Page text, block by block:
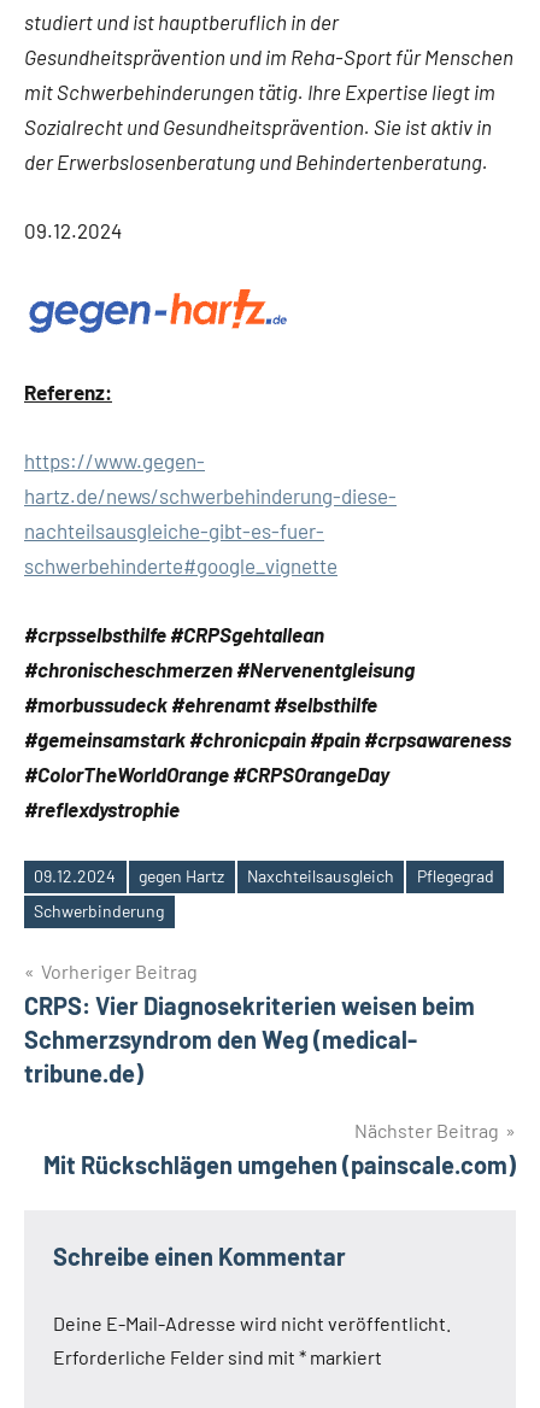
studiert und ist hauptberuflich in der
Gesundheitsprävention und im Reha-Sport für Menschen
mit Schwerbehinderungen tätig. Ihre Expertise liegt im
Sozialrecht und Gesundheitsprävention. Sie ist aktiv in
der Erwerbslosenberatung und Behindertenberatung.
09.12.2024
Referenz:
https://www.gegen-
hartz.de/news/schwerbehinderung-diese-
nachteilsausgleiche-gibt-es-fuer-
schwerbehinderte#google_vignette
#crpsselbsthilfe #CRPSgehtallean
#chronischeschmerzen #Nervenentgleisung
#morbussudeck #ehrenamt #selbsthilfe
#gemeinsamstark #chronicpain #pain #crpsawareness
#ColorTheWorldOrange #CRPSOrangeDay
#reflexdystrophie
Schlagwörter
09.12.2024 gegen Hartz Naxchteilsausgleich
Pflegegrad
Schwerbinderung
Beitragsnavigation
Vorheriger Beitrag
CRPS: Vier Diagnosekriterien weisen beim
Schmerzsyndrom den Weg (medical-
tribune.de)
Nächster Beitrag
Mit Rückschlägen umgehen (painscale.com)
Schreibe einen Kommentar
Deine E-Mail-Adresse wird nicht veröffentlicht.
Erforderliche Felder sind mit * markiert